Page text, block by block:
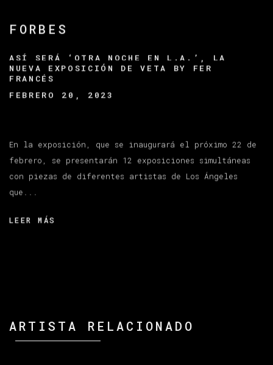
FORBES
ASÍ SERÁ ‘OTRA NOCHE EN L.A.’, LA
NUEVA EXPOSICIÓN DE VETA BY FER
FRANCÉS
FEBRERO 20, 2023
En la exposición, que se inaugurará el próximo 22 de
febrero, se presentarán 12 exposiciones simultáneas
con piezas de diferentes artistas de Los Ángeles
que...
LEER MÁS
ARTISTA RELACIONADO